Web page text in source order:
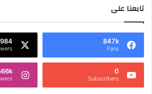
تابعنا على
847k
Fans
0
Subscribers